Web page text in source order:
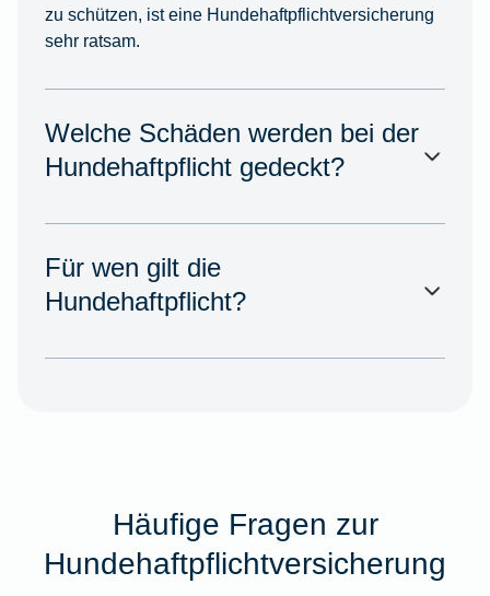
zu schützen, ist eine Hundehaftpflichtversicherung
sehr ratsam.
Welche Schäden werden bei der
Hundehaftpflicht gedeckt?
Für wen gilt die
Hundehaftpflicht?
Häufige Fragen zur
Hundehaftpflichtversicherung